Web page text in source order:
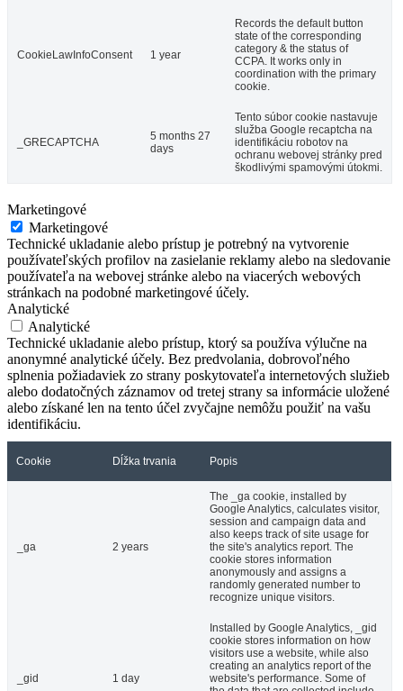
CookieLawInfoConsent 1 year
Records the default button
state of the corresponding
category & the status of
CCPA. It works only in
coordination with the primary
cookie.
_GRECAPTCHA
5 months 27
days
Tento súbor cookie nastavuje
služba Google recaptcha na
identifikáciu robotov na
ochranu webovej stránky pred
škodlivými spamovými útokmi.
Marketingové
Marketingové
Technické ukladanie alebo prístup je potrebný na vytvorenie
používateľských profilov na zasielanie reklamy alebo na sledovanie
používateľa na webovej stránke alebo na viacerých webových
stránkach na podobné marketingové účely.
Analytické
Analytické
Technické ukladanie alebo prístup, ktorý sa používa výlučne na
anonymné analytické účely. Bez predvolania, dobrovoľného
splnenia požiadaviek zo strany poskytovateľa internetových služieb
alebo dodatočných záznamov od tretej strany sa informácie uložené
alebo získané len na tento účel zvyčajne nemôžu použiť na vašu
identifikáciu.
Cookie Dĺžka trvania Popis
_ga 2 years
The _ga cookie, installed by
Google Analytics, calculates visitor,
session and campaign data and
also keeps track of site usage for
the site's analytics report. The
cookie stores information
anonymously and assigns a
randomly generated number to
recognize unique visitors.
_gid 1 day
Installed by Google Analytics, _gid
cookie stores information on how
visitors use a website, while also
creating an analytics report of the
website's performance. Some of